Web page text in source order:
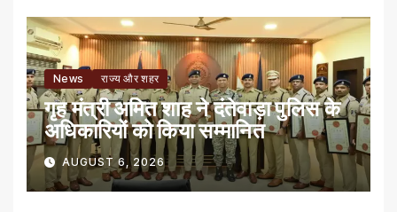
News राज्य और शहर
गृह मंत्री अमित शाह ने दंतेवाड़ा पुलिस के
अधिकारियों को किया सम्मानित
AUGUST 6, 2026